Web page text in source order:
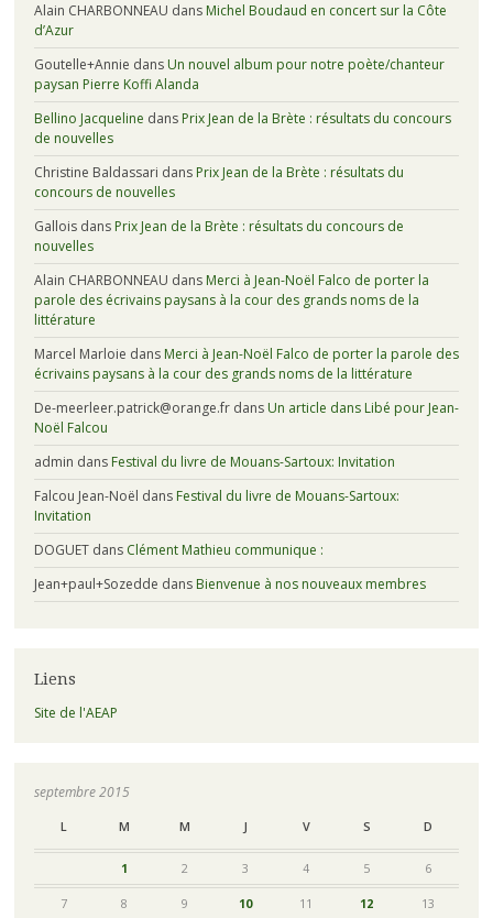
Alain CHARBONNEAU dans Michel Boudaud en concert sur la Côte
d’Azur
Goutelle+Annie dans Un nouvel album pour notre poète/chanteur
paysan Pierre Koffi Alanda
Bellino Jacqueline dans Prix Jean de la Brète : résultats du concours
de nouvelles
Christine Baldassari dans Prix Jean de la Brète : résultats du
concours de nouvelles
Galloisdans Prix Jean de la Brète : résultats du concours de
nouvelles
Alain CHARBONNEAU dans Merci à Jean-Noël Falco de porter la
parole des écrivains paysans à la cour des grands noms de la
littérature
Marcel Marloie dans Merci à Jean-Noël Falco de porter la parole des
écrivains paysans à la cour des grands noms de la littérature
De-meerleer.patrick@orange.frdans Un article dans Libé pour Jean-
Noël Falcou
admin dans Festival du livre de Mouans-Sartoux: Invitation
Falcou Jean-Noël dans Festival du livre de Mouans-Sartoux:
Invitation
DOGUETdans Clément Mathieu communique :
Jean+paul+Sozedde dans Bienvenue à nos nouveaux membres
Liens
Site de l'AEAP
septembre 2015
L M M J V S D
1 2 3 4 5 6
7 8 9 10 11 12 13